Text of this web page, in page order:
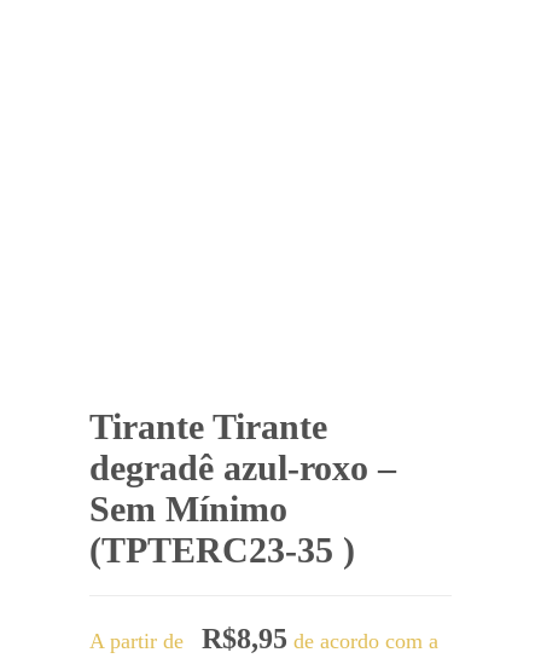
Tirante Tirante
degradê azul-roxo –
Sem Mínimo
(TPTERC23-35 )
A partir de R$8,95 de acordo com a